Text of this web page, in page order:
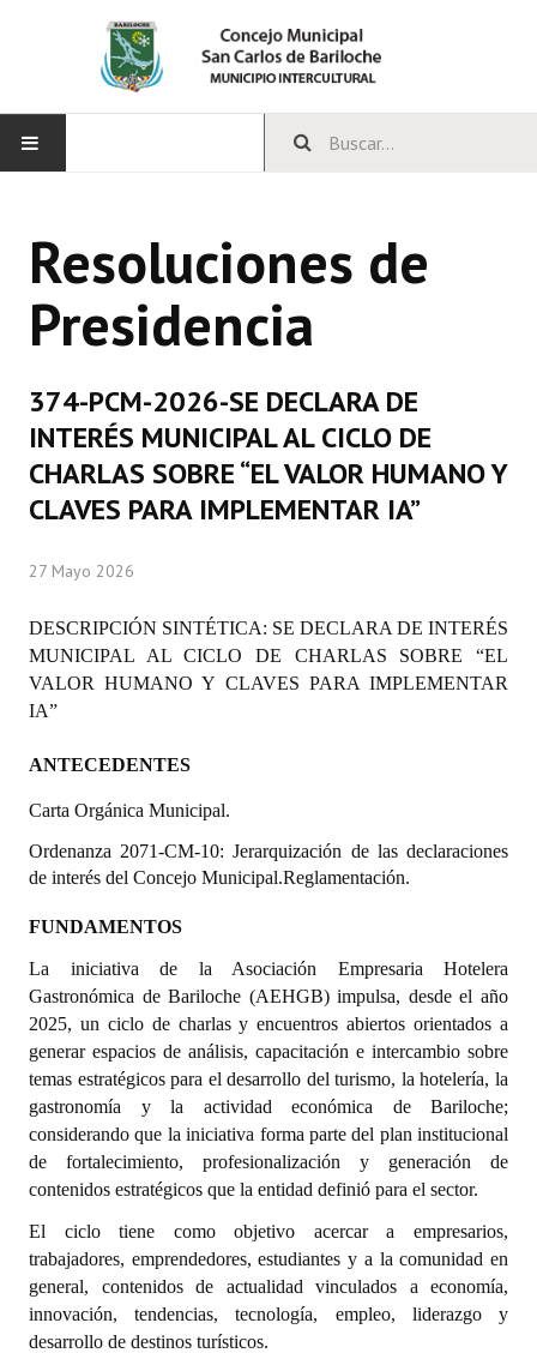
CONCEJO
Bloques Políticos
Comisiones Permanentes
Comisiones Especiales
Concejales Mandato Cumplido
Programas
LEGISLACIÓN
Carta Orgánica 2007
Reglamento Interno
Digesto
Organigrama
DOCUMENTOS
Informes de Gestión
Proyectos Presentados
Dictámenes Asesoría Letrada
Actas de Sesión
Informes de Unidad Coordinadora
Ejecución Presupuestaria
Actas de Audiencias Públicas
Resoluciones de
Presidencia
374-PCM-2026-SE DECLARA DE
INTERÉS MUNICIPAL AL CICLO DE
CHARLAS SOBRE “EL VALOR HUMANO Y
CLAVES PARA IMPLEMENTAR IA”
27 Mayo 2026
DESCRIPCIÓN SINTÉTICA: SE DECLARA DE INTERÉS
MUNICIPAL AL CICLO DE CHARLAS SOBRE “EL
VALOR HUMANO Y CLAVES PARA IMPLEMENTAR
IA”
ANTECEDENTES
Carta Orgánica Municipal.
Ordenanza 2071-CM-10: Jerarquización de las declaraciones
de interés del Concejo Municipal.Reglamentación.
FUNDAMENTOS
La iniciativa de la Asociación Empresaria Hotelera
Gastronómica de Bariloche (AEHGB) impulsa, desde el año
2025, un ciclo de charlas y encuentros abiertos orientados a
generar espacios de análisis, capacitación e intercambio sobre
temas estratégicos para el desarrollo del turismo, la hotelería, la
gastronomía y la actividad económica de Bariloche;
considerando que la iniciativa forma parte del plan institucional
de fortalecimiento, profesionalización y generación de
contenidos estratégicos que la entidad definió para el sector.
El ciclo tiene como objetivo acercar a empresarios,
trabajadores, emprendedores, estudiantes y a la comunidad en
general, contenidos de actualidad vinculados a economía,
innovación, tendencias, tecnología, empleo, liderazgo y
desarrollo de destinos turísticos.